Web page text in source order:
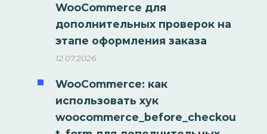
WooCommerce для
дополнительных проверок на
этапе оформления заказа
12.07.2026
WooCommerce: как
использовать хук
woocommerce_before_checkou